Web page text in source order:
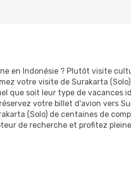
en Indonésie ? Plutôt visite
votre visite de Surakarta
que soit leur type de vacances
votre billet d'avion vers
(Solo) de centaines de
de recherche et profitez